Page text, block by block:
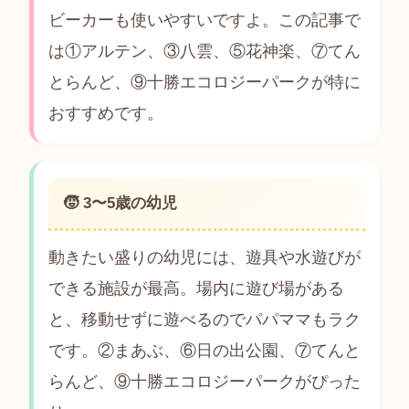
ビーカーも使いやすいですよ。この記事で
は①アルテン、③八雲、⑤花神楽、⑦てん
とらんど、⑨十勝エコロジーパークが特に
おすすめです。
🧒 3〜5歳の幼児
動きたい盛りの幼児には、遊具や水遊びが
できる施設が最高。場内に遊び場がある
と、移動せずに遊べるのでパパママもラク
です。②まあぶ、⑥日の出公園、⑦てんと
らんど、⑨十勝エコロジーパークがぴった